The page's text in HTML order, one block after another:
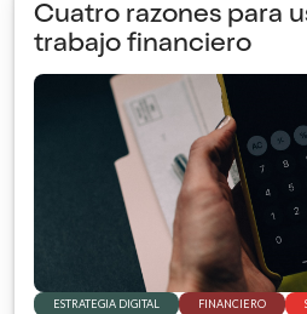
Cuatro razones para
trabajo financiero
ESTRATEGIA DIGITAL FINANCIERO